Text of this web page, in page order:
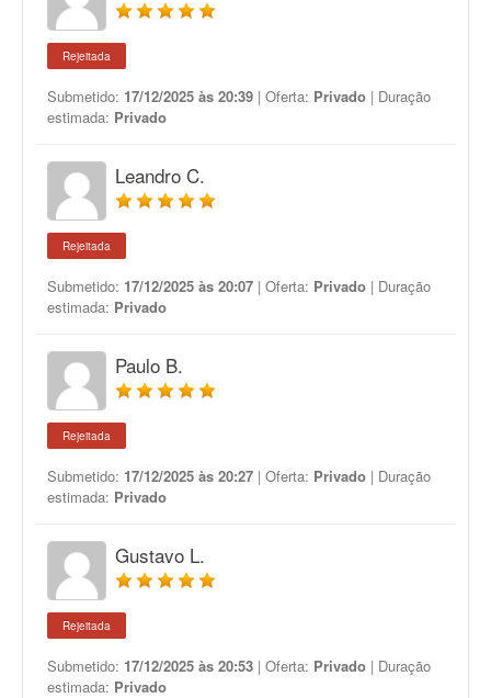
Rejeitada
Submetido: 17/12/2025 às 20:39 | Oferta: Privado | Duração
estimada: Privado
Leandro C.
Rejeitada
Submetido: 17/12/2025 às 20:07 | Oferta: Privado | Duração
estimada: Privado
Paulo B.
Rejeitada
Submetido: 17/12/2025 às 20:27 | Oferta: Privado | Duração
estimada: Privado
Gustavo L.
Rejeitada
Submetido: 17/12/2025 às 20:53 | Oferta: Privado | Duração
estimada: Privado